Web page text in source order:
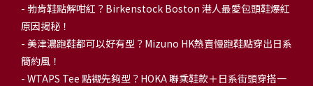
- 勃肯鞋點解咁紅？Birkenstock Boston 港人最愛包頭鞋爆紅
原因揭秘！
- 美津濃跑鞋都可以好有型？Mizuno HK熱賣慢跑鞋點穿出日系
簡約風！
- WTAPS Tee 點襯先夠型？HOKA 聯乘鞋款＋日系街頭穿搭一